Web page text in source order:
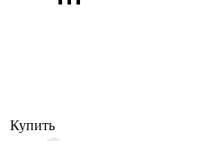
Купить